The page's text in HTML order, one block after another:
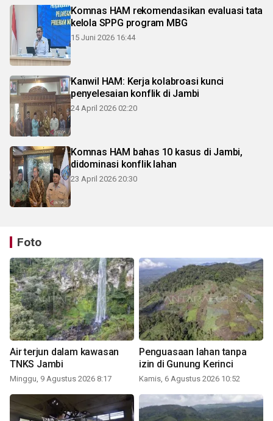
Komnas HAM rekomendasikan evaluasi tata
kelola SPPG program MBG
15 Juni 2026 16:44
Kanwil HAM: Kerja kolabroasi kunci
penyelesaian konflik di Jambi
24 April 2026 02:20
Komnas HAM bahas 10 kasus di Jambi,
didominasi konflik lahan
23 April 2026 20:30
Foto
Air terjun dalam kawasan
TNKS Jambi
Minggu, 9 Agustus 2026 8:17
Penguasaan lahan tanpa
izin di Gunung Kerinci
Kamis, 6 Agustus 2026 10:52